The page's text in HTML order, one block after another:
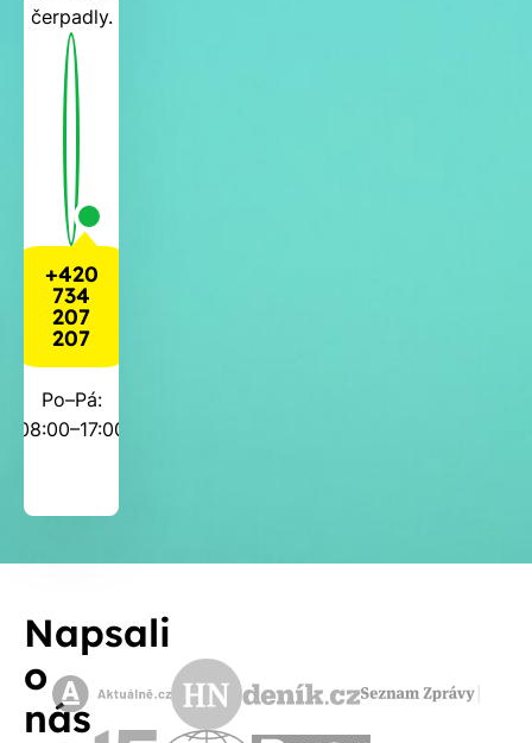
čerpadly.
+420
734
207
207
Po–Pá:
08:00–17:00
Napsali
o
nás